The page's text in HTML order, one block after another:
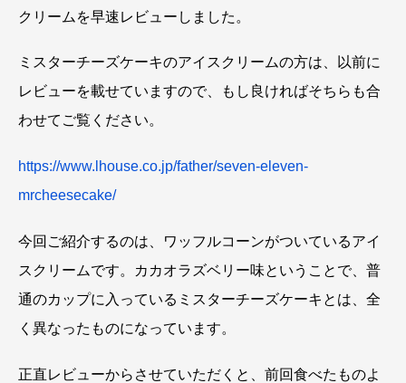
クリームを早速レビューしました。
ミスターチーズケーキのアイスクリームの方は、以前に
レビューを載せていますので、もし良ければそちらも合
わせてご覧ください。
https://www.lhouse.co.jp/father/seven-eleven-
mrcheesecake/
今回ご紹介するのは、ワッフルコーンがついているアイ
スクリームです。カカオラズベリー味ということで、普
通のカップに入っているミスターチーズケーキとは、全
く異なったものになっています。
正直レビューからさせていただくと、前回食べたものよ